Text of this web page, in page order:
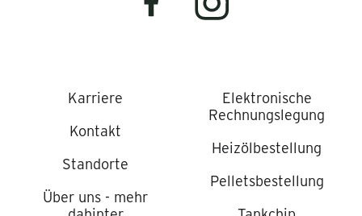
Karriere
Kontakt
Standorte
Über uns - mehr
Elektronische
Rechnungslegung
Heizölbestellung
Pelletsbestellung